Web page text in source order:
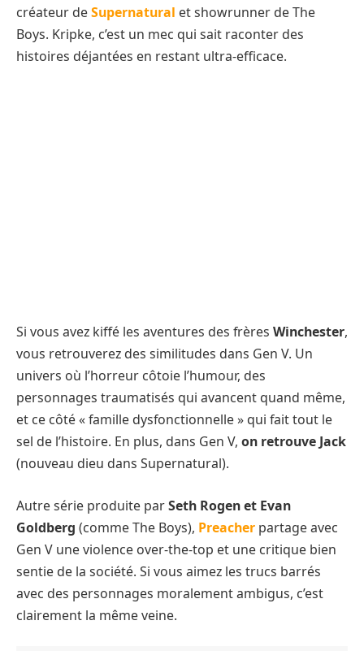
créateur deSupernatural et showrunner de The
Boys. Kripke, c’est un mec qui sait raconter des
histoires déjantées en restant ultra-efficace.
Si vous avez kiffé les aventures des frères Winchester,
vous retrouverez des similitudes dans Gen V. Un
univers où l’horreur côtoie l’humour, des
personnages traumatisés qui avancent quand même,
et ce côté « famille dysfonctionnelle » qui fait tout le
sel de l’histoire. En plus, dans Gen V, on retrouve Jack
(nouveau dieu dans Supernatural).
Autre série produite parSeth Rogen et Evan
Goldberg (comme The Boys), Preacher partage avec
Gen V une violence over-the-top et une critique bien
sentie de la société. Si vous aimez les trucs barrés
avec des personnages moralement ambigus, c’est
clairement la même veine.